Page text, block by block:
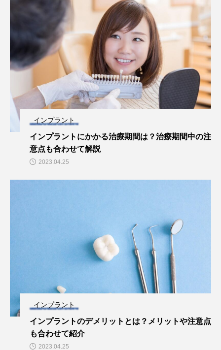
インプラント
インプラントにかかる治療期間は？治療期間中の注
意点も合わせて解説
2023.04.25
インプラント
インプラントのデメリットとは？メリットや注意点
も合わせて紹介
2023.04.25